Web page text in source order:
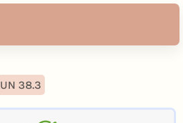
UN 38.3